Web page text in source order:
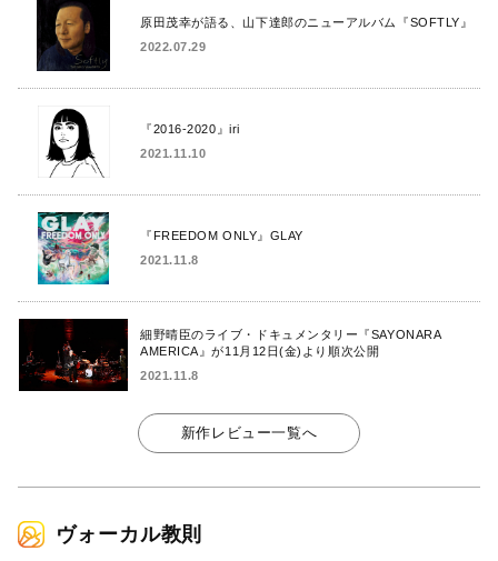
原田茂幸が語る、山下達郎のニューアルバム『SOFTLY』
2022.07.29
『2016-2020』iri
2021.11.10
『FREEDOM ONLY』GLAY
2021.11.8
細野晴臣のライブ・ドキュメンタリー『SAYONARA
AMERICA』が11月12日(金)より順次公開
2021.11.8
新作レビュー一覧へ
ヴォーカル教則